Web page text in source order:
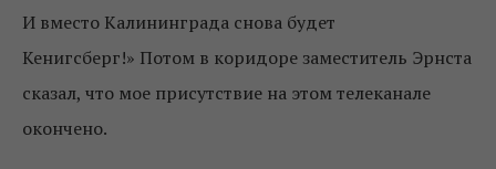
И вместо Калининграда снова будет
Кенигсберг!» Потом в коридоре заместитель Эрнста
сказал, что мое присутствие на этом телеканале
окончено.